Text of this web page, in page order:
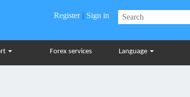
Register | Sign in
Forex services Language